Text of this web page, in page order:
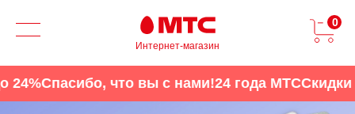
Интернет-магазин
0
Спасибо, что вы с нами!24 года МТССкидки